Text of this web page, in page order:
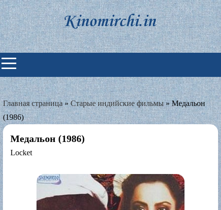
Skip
to
content
Индийские фильмы смотреть
онлайн
Главная страница»Старые индийские фильмы»Медальон
(1986)
Медальон (1986)
Locket